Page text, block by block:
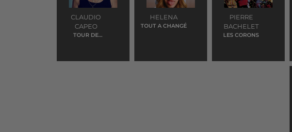
CLAUDIO
CAPEO
TOUR DE
HELENA
TOUT A CHANGÉ
PIERRE
BACHELET
LES CORONS